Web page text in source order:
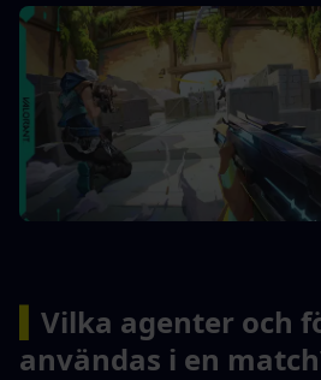
Vilka agenter och
användas i en